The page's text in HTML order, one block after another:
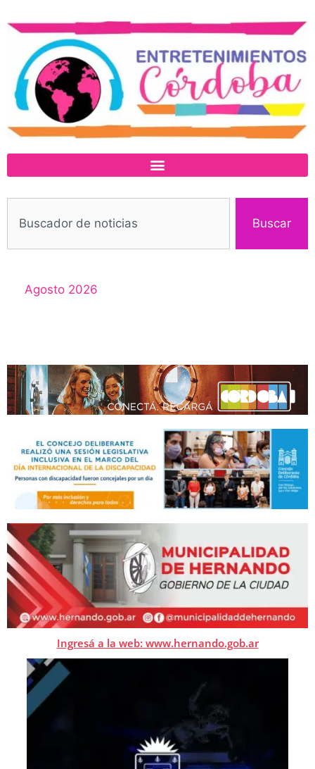
Buscar
Agosto 2026
Ingresá a la web: www.hernando.gob.ar